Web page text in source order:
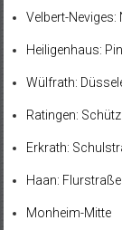
Velbert-
Heiligenhaus:
Wülfrath:
Ratingen:
Erkrath:
Haan: Flurstraße
Monheim-Mitte